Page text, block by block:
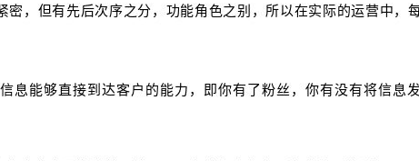
，但有先后次序之分，功能角色之别，所以在实际的运营中，
息能够直接到达客户的能力，即你有了粉丝，你有没有将信息